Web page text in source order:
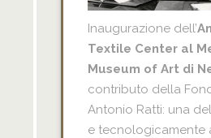
Inaugurazione dell’
Textile Center al
Museum of Art di
contributo della
Antonio Ratti: una
e tecnologicamente